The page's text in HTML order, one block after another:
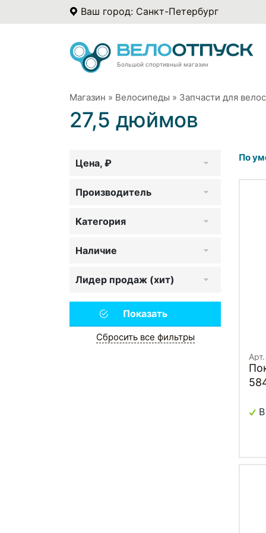
Ваш город: Санкт-Петербург
Большой спортивный магазин
Магазин » Велосипеды » Запчасти для
27,5 дюймов
Цена, ₽
Производитель
Категория
Наличие
Лидер продаж (хит)
Сбросить все фильтры
По